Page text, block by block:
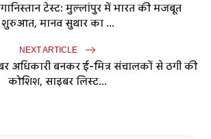
टेस्ट: मुल्लांपुर में भारत की मजबूत
शुरुआत, मानव सुथार का ...
NEXT ARTICLE
अधिकारी बनकर ई-मित्र संचालकों से ठगी की
कोशिश, साइबर लिस्ट...